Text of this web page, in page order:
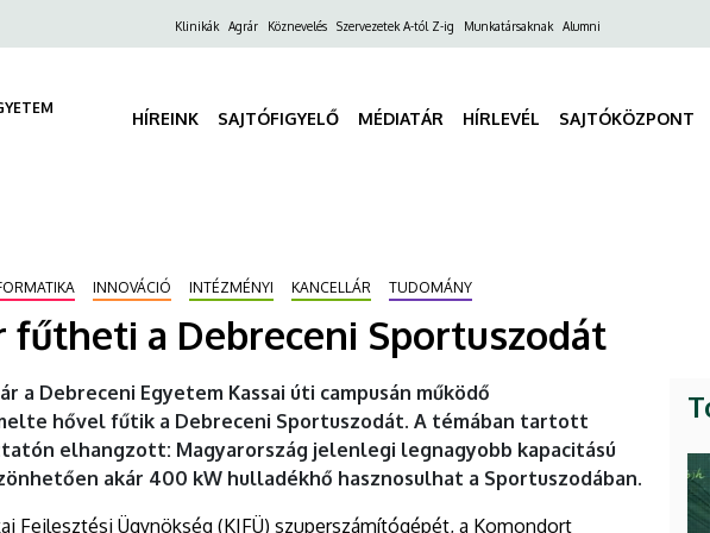
FelsőKlinikák Agrár Köznevelés Szervezetek A-tól Z-ig Munkatársaknak Alumni
HÍREINK SAJTÓFIGYELŐ MÉDIATÁR HÍRLEVÉL SAJTÓKÖZPONT
INNOVÁCIÓ INTÉZMÉNYI KANCELLÁR TUDOMÁNY
fűtheti a Debreceni Sportuszodát
a Debreceni Egyetem Kassai úti campusán működő
hővel fűtik a Debreceni Sportuszodát. A témában tartott
elhangzott: Magyarország jelenlegi legnagyobb kapacitású
akár 400 kW hulladékhő hasznosulhat a Sportuszodában.
Fejlesztési Ügynökség (KIFÜ) szuperszámítógépét, a Komondort